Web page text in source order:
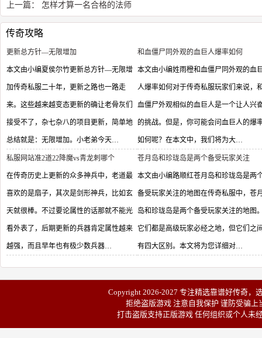
上一篇： 怎样才算一名合格的法师
传奇攻略
更新总方针—无限增加
本文由小编夏侯尔竹更新总方针—无限增
加传奇私服二十年，更新之路也一路走
来。这些越来越变态更新的确让老骨灰们
接受不了，杂七杂八的项目更新，简单地
总结就是：无限增加。小老弟今天…
和血僵尸同外观的血巨人爆率如何
本文由小编姓雨橙和血僵尸同外观的血
人爆率如何对于传奇私服玩家们来说，
血僵尸外观相似的血巨人是一个让人兴
的挑战。但是，你可能会问血巨人的爆
如何呢？在本文中，我们将为大…
私服网站准2道22降魔vs青龙刺哪个
在传奇历史上更新的众多神兵中，老道最
喜欢的是扇子，其次是剑形神兵，比如玄
天就很棒。不过要论属性的话那就不能光
看外表了，后期更新的兵器肯定属性越来
越强，而且早年也有极少数兵器…
苍月岛和珍珑岛是两个备受玩家关注
本文由小编路顺红苍月岛和珍珑岛是两
备受玩家关注的地图在传奇私服中，苍
岛和珍珑岛是两个备受玩家关注的地图
它们都是高级玩家必经之地，但它们之
有四大区别。本文将为您详细对…
Copyright 2026-2027 专注精选靠谱好传奇，
拒绝盗版游戏 注意自我保护 谨防受骗
打击盗版支持正版游戏 任何组织或个人未